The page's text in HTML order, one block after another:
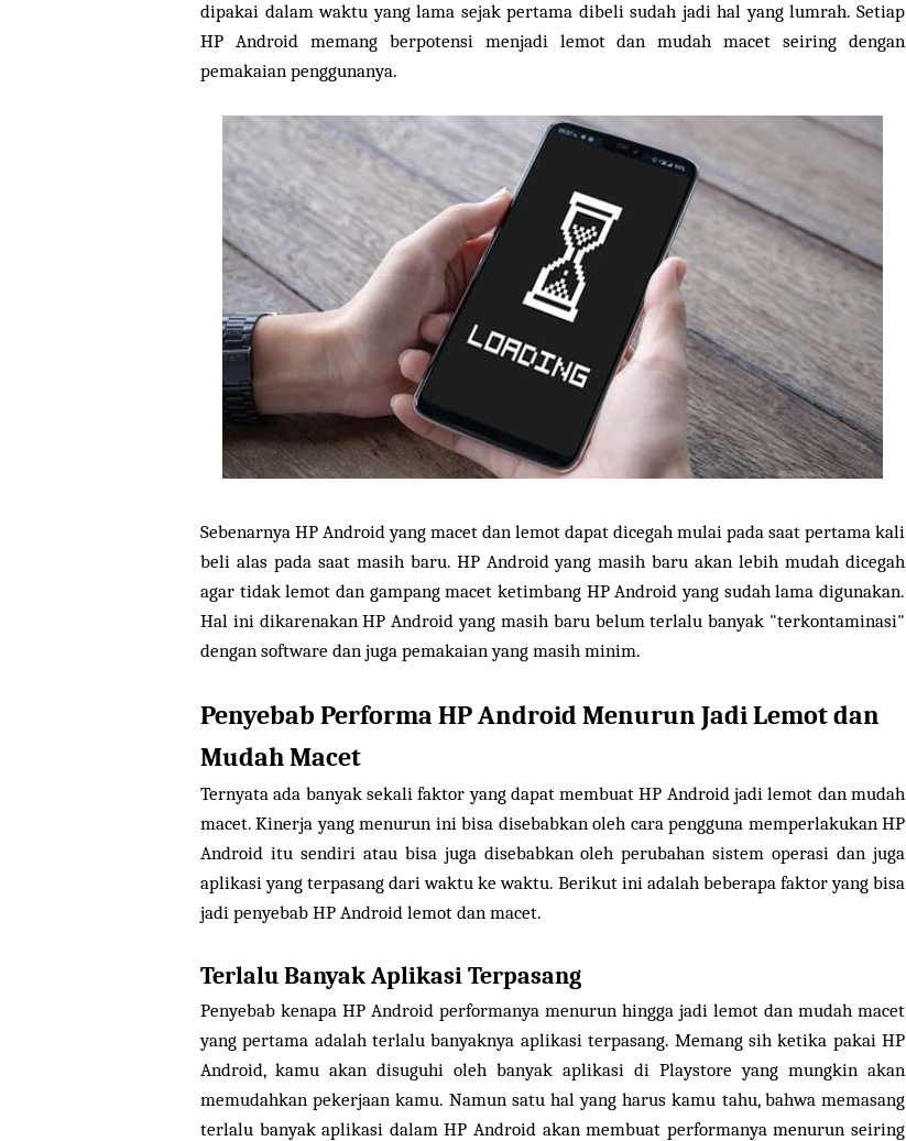
dipakai dalam waktu yang lama sejak pertama dibeli sudah jadi hal yang lumrah. Setiap
HP Android memang berpotensi menjadi lemot dan mudah macet seiring dengan
pemakaian penggunanya.
Sebenarnya HP Android yang macet dan lemot dapat dicegah mulai pada saat pertama kali
beli alas pada saat masih baru. HP Android yang masih baru akan lebih mudah dicegah
agar tidak lemot dan gampang macet ketimbang HP Android yang sudah lama digunakan.
Hal ini dikarenakan HP Android yang masih baru belum terlalu banyak "terkontaminasi"
dengan software dan juga pemakaian yang masih minim.
Penyebab Performa HP Android Menurun Jadi Lemot dan
Mudah Macet
Ternyata ada banyak sekali faktor yang dapat membuat HP Android jadi lemot dan mudah
macet. Kinerja yang menurun ini bisa disebabkan oleh cara pengguna memperlakukan HP
Android itu sendiri atau bisa juga disebabkan oleh perubahan sistem operasi dan juga
aplikasi yang terpasang dari waktu ke waktu. Berikut ini adalah beberapa faktor yang bisa
jadi penyebab HP Android lemot dan macet.
Terlalu Banyak Aplikasi Terpasang
Penyebab kenapa HP Android performanya menurun hingga jadi lemot dan mudah macet
yang pertama adalah terlalu banyaknya aplikasi terpasang. Memang sih ketika pakai HP
Android, kamu akan disuguhi oleh banyak aplikasi di Playstore yang mungkin akan
memudahkan pekerjaan kamu. Namun satu hal yang harus kamu tahu, bahwa memasang
terlalu banyak aplikasi dalam HP Android akan membuat performanya menurun seiring